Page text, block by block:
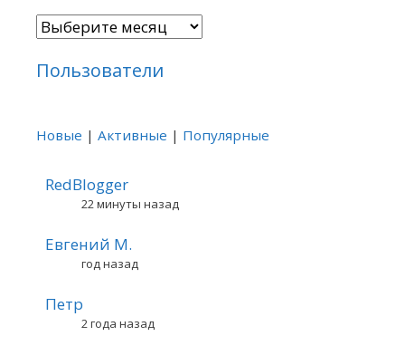
Архивы
Пользователи
Новые | Активные | Популярные
RedBlogger
22 минуты назад
Евгений М.
год назад
Петр
2 года назад